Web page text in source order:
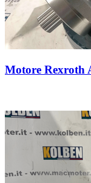
Motore Rexroth